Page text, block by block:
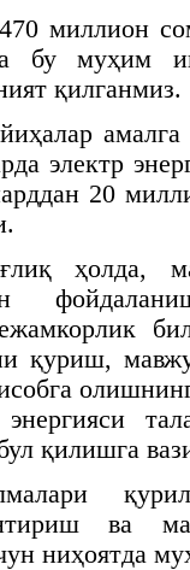
миллион
бу муҳим
қилганмиз.
электр
20
ҳолда,
қуриш,
қилишга
ва
ниҳоятда